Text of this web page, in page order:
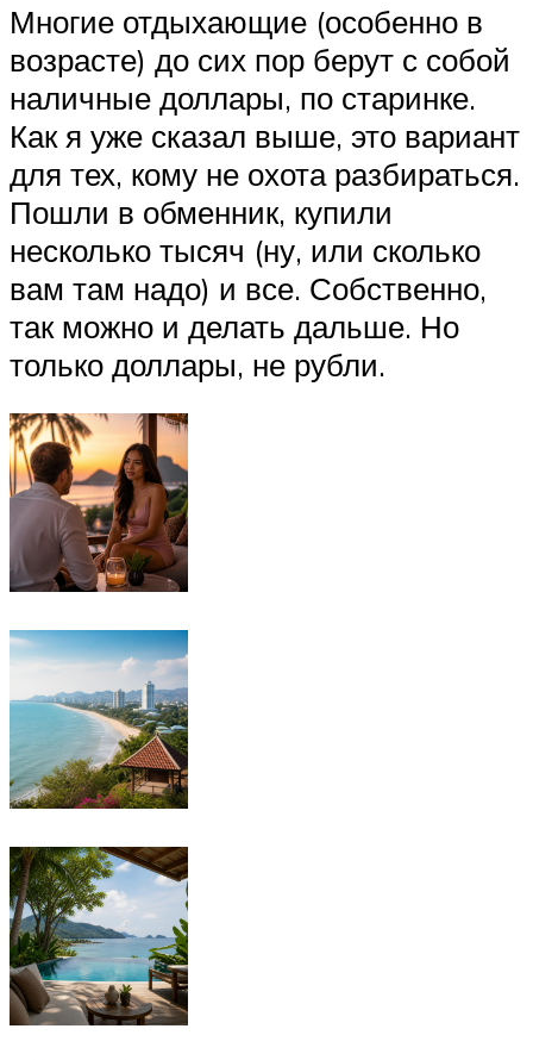
Многие отдыхающие (особенно в
возрасте) до сих пор берут с собой
наличные доллары, по старинке.
Как я уже сказал выше, это вариант
для тех, кому не охота разбираться.
Пошли в обменник, купили
несколько тысяч (ну, или сколько
вам там надо) и все. Собственно,
так можно и делать дальше. Но
только доллары, не рубли.